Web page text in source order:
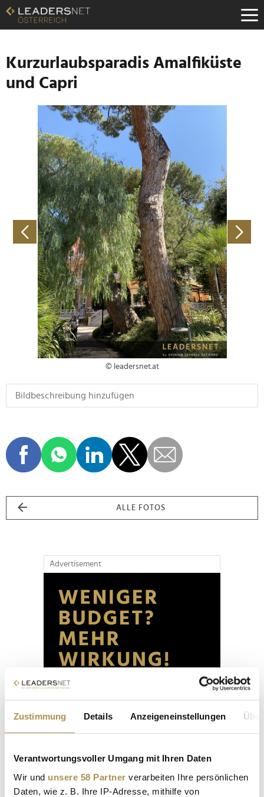
Zustimmung Details Anzeigeneinstellungen
Verantwortungsvoller Umgang mit Ihren Daten
Wir und unsere 58 Partner verarbeiten Ihre persönlichen
Daten, wie z. B. Ihre IP-Adresse, mithilfe von
Zum
Inhalt
Zur
Navigation
Zur
Hauptnavigation
Kurzurlaubsparadis Amalfiküste
und Capri
© leadersnet.at
ALLE FOTOS
Advertisement